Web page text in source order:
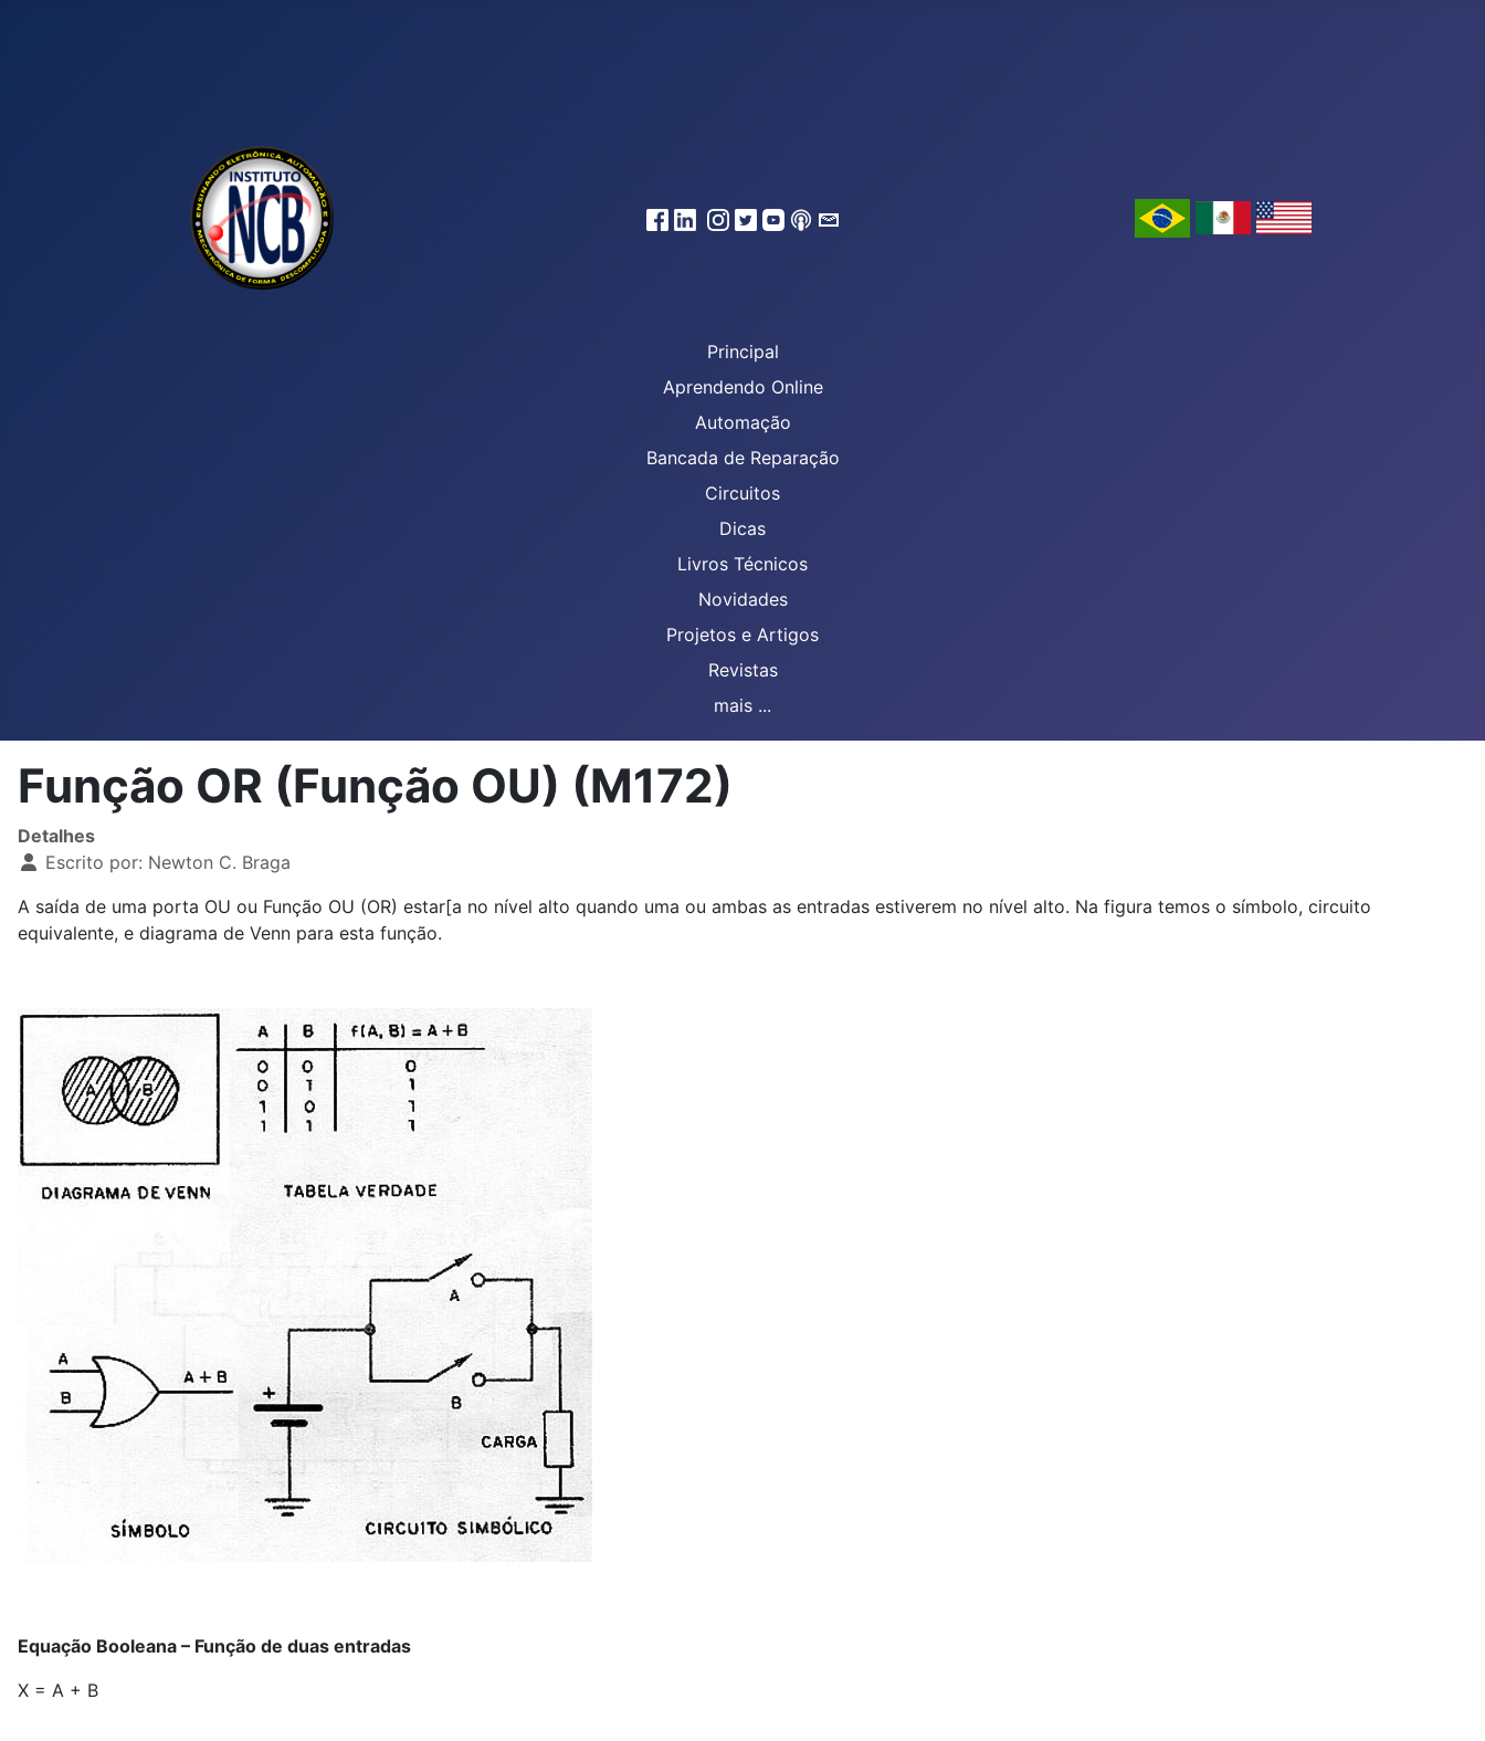
Principal
Aprendendo Online
Automação
Bancada de Reparação
Circuitos
Dicas
Livros Técnicos
Novidades
Projetos e Artigos
Revistas
mais ...
Função OR (Função OU) (M172)
Detalhes
Escrito por: Newton C. Braga
A saída de uma porta OU ou Função OU (OR) estar[a no nível alto quando uma ou ambas as entradas estiverem no nível alto. Na figura temos o símbolo, circuito
equivalente, e diagrama de Venn para esta função.
Equação Booleana – Função de duas entradas
X = A + B